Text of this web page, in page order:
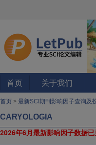
首页 关于我们
首页 > 最新SCI期刊影响因子查询及
CARYOLOGIA
2026年6月最新影响因子数据已